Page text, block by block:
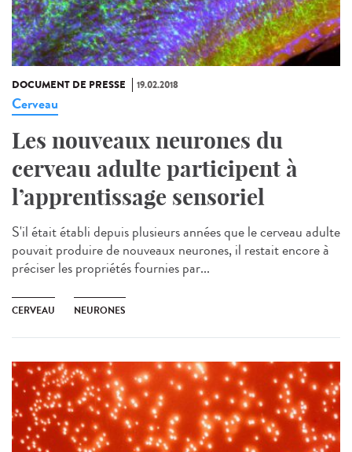
DOCUMENT DE PRESSE 19.02.2018
Cerveau
Les nouveaux neurones du
cerveau adulte participent à
l’apprentissage sensoriel
S'il était établi depuis plusieurs années que le cerveau adulte
pouvait produire de nouveaux neurones, il restait encore à
préciser les propriétés fournies par...
CERVEAU NEURONES